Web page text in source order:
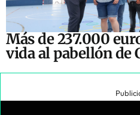
Más de 237.000
vida al pabellón de